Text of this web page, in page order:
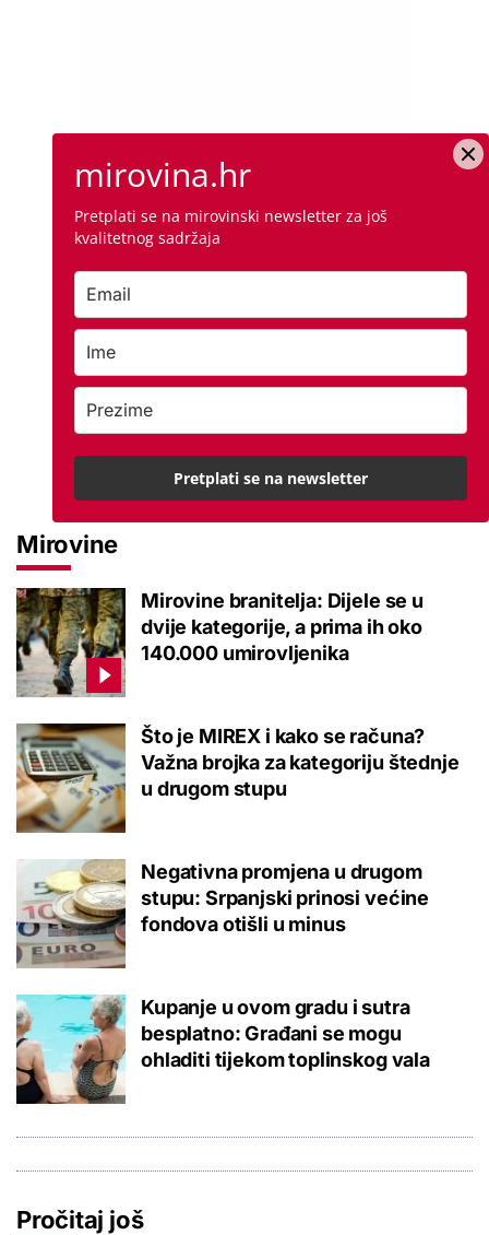
Mirovine
Mirovine branitelja: Dijele se u
dvije kategorije, a prima ih oko
140.000 umirovljenika
Što je MIREX i kako se računa?
Važna brojka za kategoriju štednje
u drugom stupu
Negativna promjena u drugom
stupu: Srpanjski prinosi većine
fondova otišli u minus
Kupanje u ovom gradu i sutra
besplatno: Građani se mogu
ohladiti tijekom toplinskog vala
Pročitaj još
mirovina.hr
Pretplati se na mirovinski newsletter za još
kvalitetnog sadržaja
Pretplati se na newsletter